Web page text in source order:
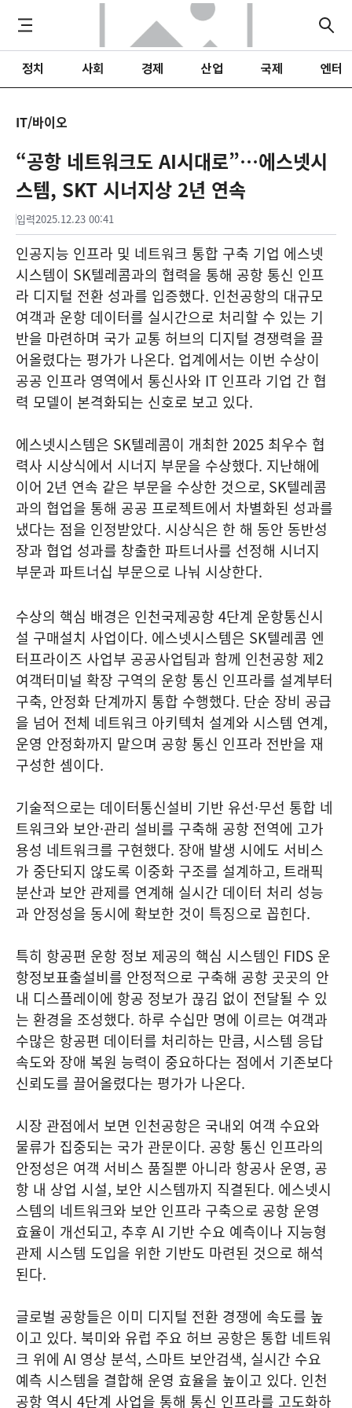
정치 사회 경제 산업 국제 엔터
IT/바이오
“공항 네트워크도 AI시대로”…에스넷시
스템, SKT 시너지상 2년 연속
입력2025.12.23 00:41
인공지능 인프라 및 네트워크 통합 구축 기업 에스넷
시스템이 SK텔레콤과의 협력을 통해 공항 통신 인프
라 디지털 전환 성과를 입증했다. 인천공항의 대규모
여객과 운항 데이터를 실시간으로 처리할 수 있는 기
반을 마련하며 국가 교통 허브의 디지털 경쟁력을 끌
어올렸다는 평가가 나온다. 업계에서는 이번 수상이
공공 인프라 영역에서 통신사와 IT 인프라 기업 간 협
력 모델이 본격화되는 신호로 보고 있다.
에스넷시스템은 SK텔레콤이 개최한 2025 최우수 협
력사 시상식에서 시너지 부문을 수상했다. 지난해에
이어 2년 연속 같은 부문을 수상한 것으로, SK텔레콤
과의 협업을 통해 공공 프로젝트에서 차별화된 성과를
냈다는 점을 인정받았다. 시상식은 한 해 동안 동반성
장과 협업 성과를 창출한 파트너사를 선정해 시너지
부문과 파트너십 부문으로 나눠 시상한다.
수상의 핵심 배경은 인천국제공항 4단계 운항통신시
설 구매설치 사업이다. 에스넷시스템은 SK텔레콤 엔
터프라이즈 사업부 공공사업팀과 함께 인천공항 제2
여객터미널 확장 구역의 운항 통신 인프라를 설계부터
구축, 안정화 단계까지 통합 수행했다. 단순 장비 공급
을 넘어 전체 네트워크 아키텍처 설계와 시스템 연계,
운영 안정화까지 맡으며 공항 통신 인프라 전반을 재
구성한 셈이다.
기술적으로는 데이터통신설비 기반 유선·무선 통합 네
트워크와 보안·관리 설비를 구축해 공항 전역에 고가
용성 네트워크를 구현했다. 장애 발생 시에도 서비스
가 중단되지 않도록 이중화 구조를 설계하고, 트래픽
분산과 보안 관제를 연계해 실시간 데이터 처리 성능
과 안정성을 동시에 확보한 것이 특징으로 꼽힌다.
특히 항공편 운항 정보 제공의 핵심 시스템인 FIDS 운
항정보표출설비를 안정적으로 구축해 공항 곳곳의 안
내 디스플레이에 항공 정보가 끊김 없이 전달될 수 있
는 환경을 조성했다. 하루 수십만 명에 이르는 여객과
수많은 항공편 데이터를 처리하는 만큼, 시스템 응답
속도와 장애 복원 능력이 중요하다는 점에서 기존보다
신뢰도를 끌어올렸다는 평가가 나온다.
시장 관점에서 보면 인천공항은 국내외 여객 수요와
물류가 집중되는 국가 관문이다. 공항 통신 인프라의
안정성은 여객 서비스 품질뿐 아니라 항공사 운영, 공
항 내 상업 시설, 보안 시스템까지 직결된다. 에스넷시
스템의 네트워크와 보안 인프라 구축으로 공항 운영
효율이 개선되고, 추후 AI 기반 수요 예측이나 지능형
관제 시스템 도입을 위한 기반도 마련된 것으로 해석
된다.
글로벌 공항들은 이미 디지털 전환 경쟁에 속도를 높
이고 있다. 북미와 유럽 주요 허브 공항은 통합 네트워
크 위에 AI 영상 분석, 스마트 보안검색, 실시간 수요
예측 시스템을 결합해 운영 효율을 높이고 있다. 인천
공항 역시 4단계 사업을 통해 통신 인프라를 고도화하